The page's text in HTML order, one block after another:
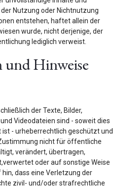
Nutzung oder Nichtnutzung
entstehen, haftet allein der
wurde, nicht derjenige, der
lediglich verweist.
und Hinweise
der Texte, Bilder,
Videodateien sind - soweit dies
- urheberrechtlich geschützt und
nicht für öffentliche
verändert, übertragen,
oder auf sonstige Weise
dass eine Verletzung der
zivil- und/oder strafrechtliche